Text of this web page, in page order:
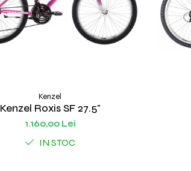
Kenzel
Kenzel Roxis SF 27.5"
1.160,00 Lei
IN STOC